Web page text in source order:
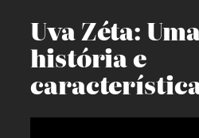
Uva Zéta:
história e